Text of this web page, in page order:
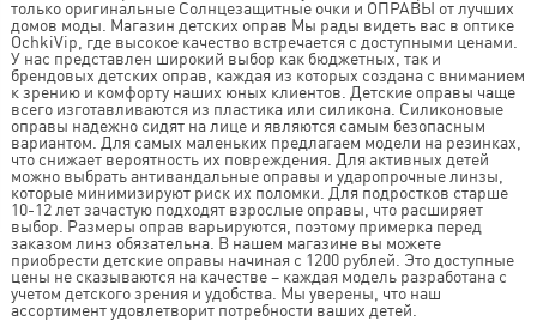
только оригинальные Солнцезащитные очки и ОПРАВЫ от лучших
домов моды. Магазин детских оправ Мы рады видеть вас в оптике
OchkiVip, где высокое качество встречается с доступными ценами.
У нас представлен широкий выбор как бюджетных, так и
брендовых детских оправ, каждая из которых создана с вниманием
к зрению и комфорту наших юных клиентов. Детские оправы чаще
всего изготавливаются из пластика или силикона. Силиконовые
оправы надежно сидят на лице и являются самым безопасным
вариантом. Для самых маленьких предлагаем модели на резинках,
что снижает вероятность их повреждения. Для активных детей
можно выбрать антивандальные оправы и ударопрочные линзы,
которые минимизируют риск их поломки. Для подростков старше
10-12 лет зачастую подходят взрослые оправы, что расширяет
выбор. Размеры оправ варьируются, поэтому примерка перед
заказом линз обязательна. В нашем магазине вы можете
приобрести детские оправы начиная с 1200 рублей. Это доступные
цены не сказываются на качестве – каждая модель разработана с
учетом детского зрения и удобства. Мы уверены, что наш
ассортимент удовлетворит потребности ваших детей.